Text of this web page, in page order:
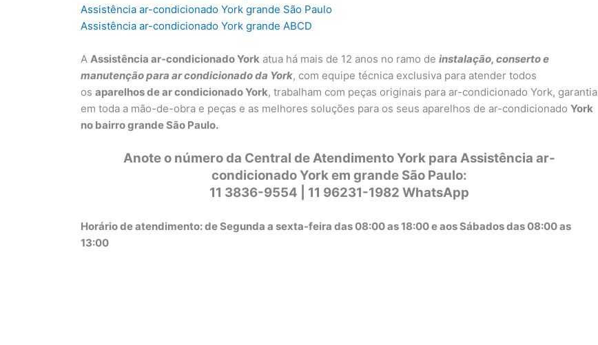
Assistência ar-condicionado York grande São Paulo
Assistência ar-condicionado York grande ABCD
A Assistência ar-condicionado York atua há mais de 12 anos no ramo de instalação, conserto e
manutenção para ar condicionado da York, com equipe técnica exclusiva para atender todos
os aparelhos de ar condicionado York, trabalham com peças originais para ar-condicionado York, garantia
em toda a mão-de-obra e peças e as melhores soluções para os seus aparelhos de ar-condicionado York
no bairro grande São Paulo.
Anote o número da Central de Atendimento York para Assistência ar-
condicionado York em grande São Paulo:
11 3836-9554 | 11 96231-1982 WhatsApp
Horário de atendimento: de Segunda a sexta-feira das 08:00 as 18:00 e aos Sábados das 08:00 as
13:00